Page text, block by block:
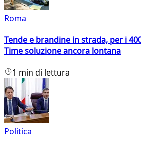
Roma
Tende e brandine in strada, per i
Time soluzione ancora lontana
1 min di lettura
Politica